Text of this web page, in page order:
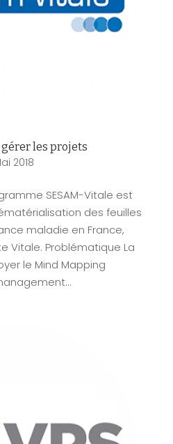
gérer les projets
2018
SESAM-Vitale est
des feuilles
maladie en France,
Vitale. Problématique La
le Mind Mapping